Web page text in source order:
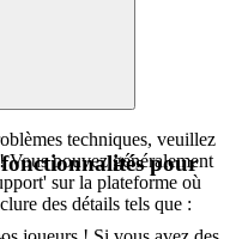
techniques, veuillez
Vous pouvez généralement
sur la plateforme où
des détails tels que :
pour